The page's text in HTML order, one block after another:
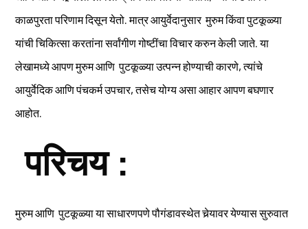
काळपुरता परिणाम दिसून येतो. मात्र आयुर्वेदानुसार मुरुम किंवा पुटकूळ्या
यांची चिकित्सा करतांना सर्वांगीण गोष्टींचा विचार करुन केली जाते. या
लेखामध्ये आपण मुरुम आणि पुटकूळ्या उत्पन्न होण्याची कारणे, त्यांचे
आयुर्वेदिक आणि पंचकर्म उपचार, तसेच योग्य असा आहार आपण बघणार
आहोत.
परिचय :
मुरुम आणि पुटकूळ्या या साधारणपणे पौगंडावस्थेत चेर्‍यावर येण्यास सुरुवात